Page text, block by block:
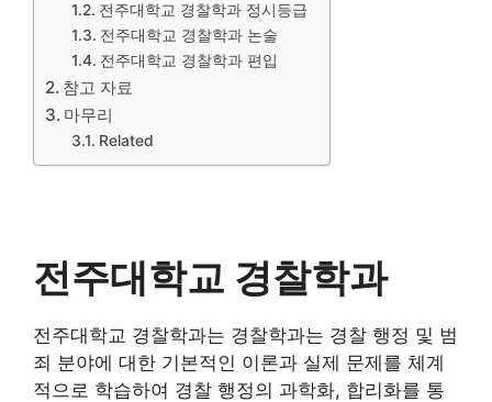
전주대학교 경찰학과 정시등급
전주대학교 경찰학과 논술
전주대학교 경찰학과 편입
참고 자료
마무리
Related
전주대학교 경찰학과
전주대학교 경찰학과는 경찰학과는 경찰 행정 및 범
죄 분야에 대한 기본적인 이론과 실제 문제를 체계
적으로 학습하여 경찰 행정의 과학화, 합리화를 통